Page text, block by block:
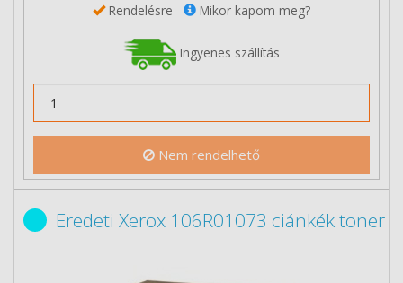
Rendelésre Mikor kapom meg?
Ingyenes szállítás
Nem rendelhető
Eredeti Xerox 106R01073 ciánkék toner